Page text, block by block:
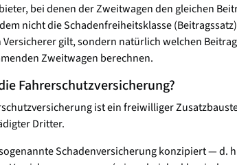
bei denen der Zweitwagen den gleichen
nicht die Schadenfreiheitsklasse
gilt, sondern natürlich welchen
Zweitwagen berechnen.
Fahrerschutzversicherung?
ist ein freiwilliger
Dritter.
Schadenversicherung konzipiert — d.